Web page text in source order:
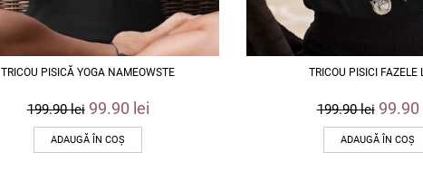
TRICOU PISICĂ YOGA NAMEOWSTE
199.90lei 99.90 lei
ADAUGĂ ÎN COȘ
TRICOU PISICI FAZELE
199.90lei 99.90
ADAUGĂ ÎN COȘ